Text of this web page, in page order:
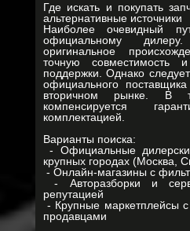
Где искать и покупать
альтернативные источники
Наиболее очевидный
официальному
оригинальное
точную совместимость
поддержки. Однако
официального
вторичном рынке.
компенсируется
комплектацией.
Варианты поиска:
- Официальные
крупных городах (Москва,
- Онлайн-магазины с
- Авторазборки и
репутацией
- Крупные маркетплейсы
продавцами